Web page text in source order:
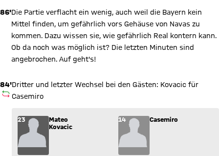
86'Die Partie verflacht ein wenig, auch weil die Bayern kein
Mittel finden, um gefährlich vors Gehäuse von Navas zu
kommen. Dazu wissen sie, wie gefährlich Real kontern kann.
Ob da noch was möglich ist? Die letzten Minuten sind
angebrochen. Auf geht's!
84'
AUSWECHSLUNG
Dritter und letzter Wechsel bei den Gästen: Kovacic für
Casemiro
Wechsel: Mateo Kovacic (23) kommt für Casemiro (14) ins
23
Mateo
Kovacic
14 Casemiro